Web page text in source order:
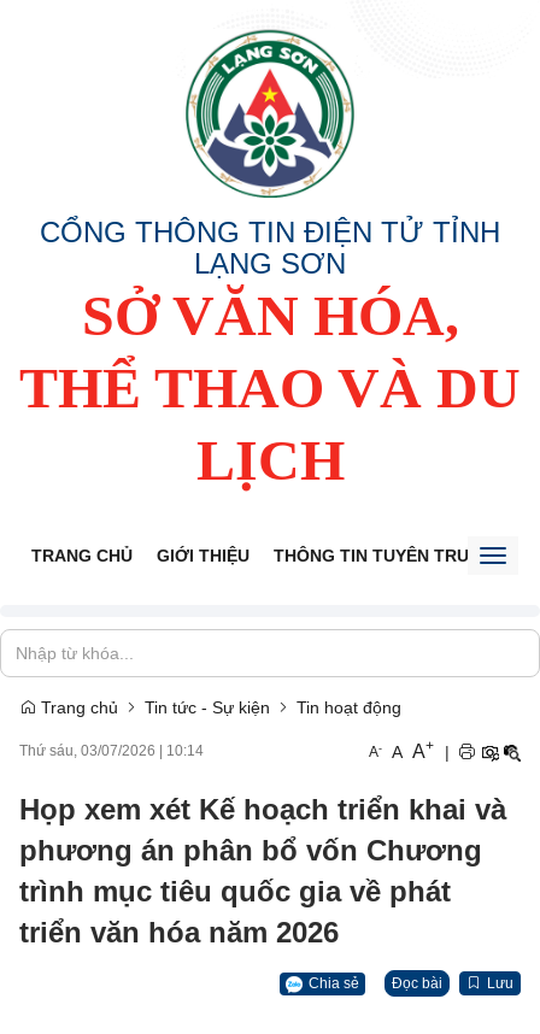
CỔNG THÔNG TIN ĐIỆN TỬ TỈNH
LẠNG SƠN
SỞ VĂN HÓA,
THỂ THAO VÀ DU
LỊCH
TRANG CHỦ GIỚI THIỆU THÔNG TIN TUYÊN TRUYỀN
Trang chủ Tin tức - Sự kiện Tin hoạt động
Thứ sáu, 03/07/2026 10:14 A- A A+ |
Họp xem xét Kế hoạch triển khai và
phương án phân bổ vốn Chương
trình mục tiêu quốc gia về phát
triển văn hóa năm 2026
Chia sẻ Đọc bài Lưu